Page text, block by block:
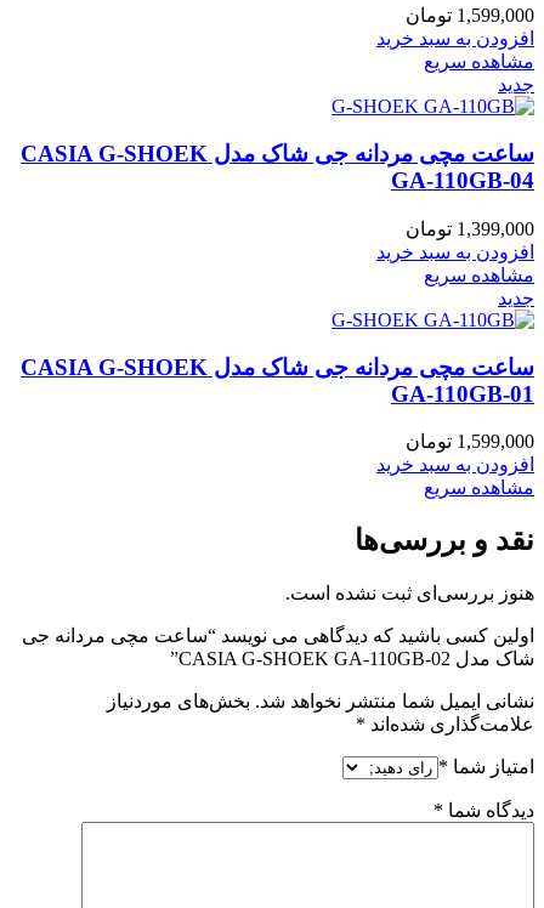
1,599,000 تومان
افزودن به سبد خرید
مشاهده سریع
جدید
ساعت مچی مردانه جی شاک مدل CASIA G-SHOEK
GA-110GB-04
1,399,000 تومان
افزودن به سبد خرید
مشاهده سریع
جدید
ساعت مچی مردانه جی شاک مدل CASIA G-SHOEK
GA-110GB-01
1,599,000 تومان
افزودن به سبد خرید
مشاهده سریع
نقد و بررسی‌ها
هنوز بررسی‌ای ثبت نشده است.
اولین کسی باشید که دیدگاهی می نویسد “ساعت مچی مردانه جی
شاک مدل CASIA G-SHOEK GA-110GB-02”
نشانی ایمیل شما منتشر نخواهد شد. بخش‌های موردنیاز
علامت‌گذاری شده‌اند *
امتیاز شما *
دیدگاه شما *